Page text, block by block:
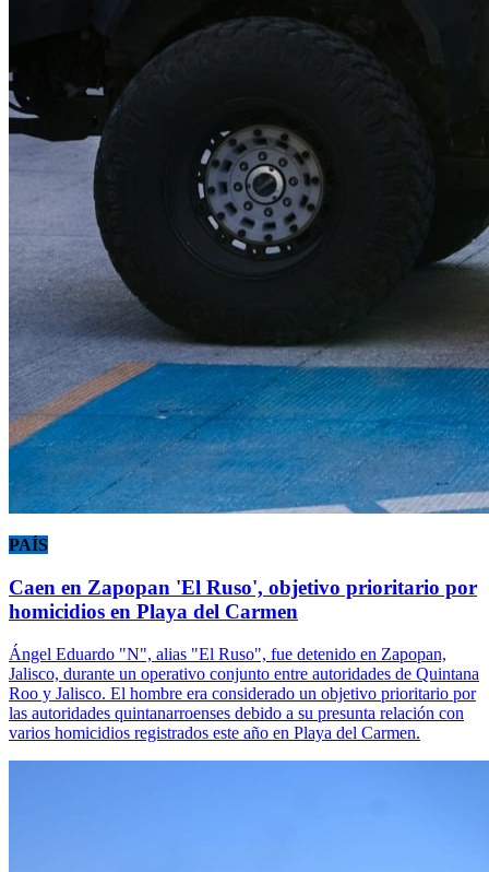
PAÍS
Caen en Zapopan 'El Ruso', objetivo prioritario por
homicidios en Playa del Carmen
Ángel Eduardo "N", alias "El Ruso", fue detenido en Zapopan,
Jalisco, durante un operativo conjunto entre autoridades de Quintana
Roo y Jalisco. El hombre era considerado un objetivo prioritario por
las autoridades quintanarroenses debido a su presunta relación con
varios homicidios registrados este año en Playa del Carmen.